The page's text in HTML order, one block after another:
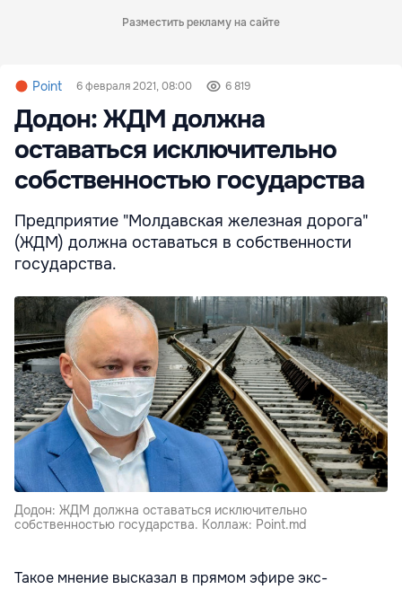
Разместить рекламу на сайте
Point 6 февраля 2021, 08:00 6 819
Додон: ЖДМ должна
оставаться исключительно
собственностью государства
Предприятие "Молдавская железная дорога"
(ЖДМ) должна оставаться в собственности
государства.
Додон: ЖДМ должна оставаться исключительно
собственностью государства. Коллаж: Point.md
Такое мнение высказал в прямом эфире экс-